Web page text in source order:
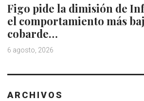
Figo pide la dimisión de
el comportamiento más
cobarde…
6 agosto, 2026
ARCHIVOS